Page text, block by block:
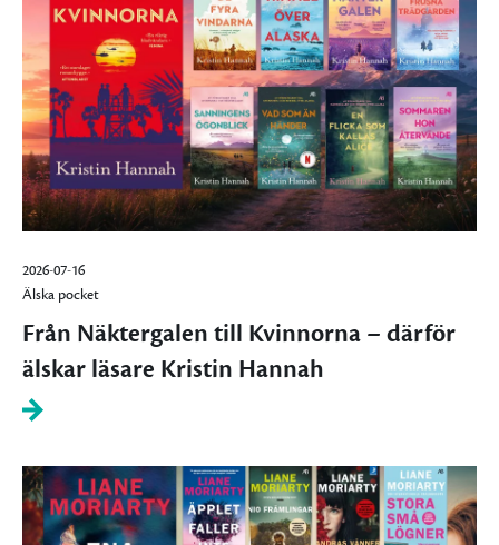
2026-07-16
Älska pocket
Från Näktergalen till Kvinnorna – därför
älskar läsare Kristin Hannah